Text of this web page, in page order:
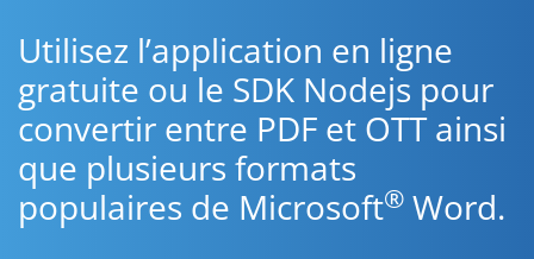
Utilisez l’application en ligne
gratuite ou le SDK Nodejs pour
convertir entre PDF et OTT ainsi
que plusieurs formats
populaires de Microsoft® Word.